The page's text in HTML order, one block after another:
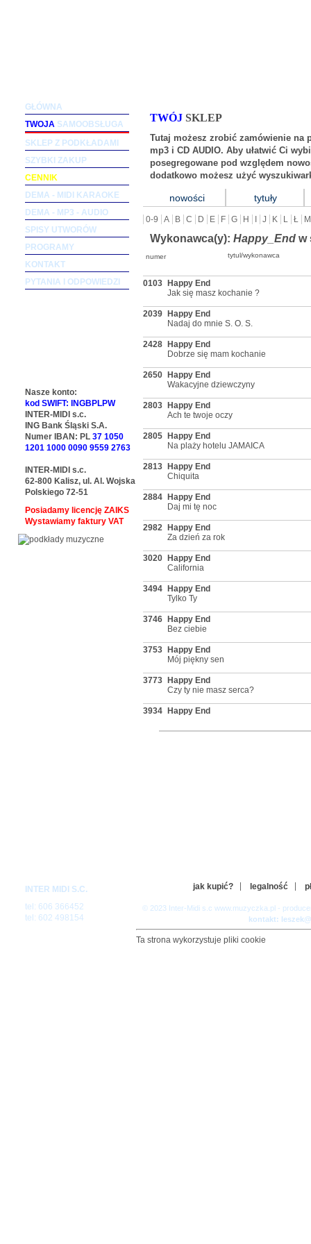
TWÓJ SKLEP
Tutaj możesz zrobić zamówienie na
mp3 i CD AUDIO. Aby ułatwić Ci
posegregowane pod względem
dodatkowo możesz użyć
nowości tytuły
0-9 A B C D E F G H J K L Ł M
Wykonawca(y): Happy_End w
numer tytul/wykonawca
0103
Happy End
Jak się masz kochanie ?
2039
Happy End
Nadaj do mnie S. O. S.
2428
Happy End
Dobrze się mam kochanie
2650
Happy End
Wakacyjne dziewczyny
2803
Happy End
Ach te twoje oczy
2805
Happy End
Na plaży hotelu JAMAICA
2813
Happy End
Chiquita
2884
Happy End
Daj mi tę noc
2982
Happy End
Za dzień za rok
3020
Happy End
California
3494
Happy End
Tylko Ty
3746
Happy End
Bez ciebie
3753
Happy End
Mój piękny sen
3773
Happy End
Czy ty nie masz serca?
3934
Happy End
GŁÓWNA
TWOJA SAMOOBSŁUGA
SKLEP Z PODKŁADAMI
SZYBKI ZAKUP
CENNIK
DEMA - MIDI KARAOKE
DEMA - MP3 - AUDIO
SPISY UTWORÓW
PROGRAMY
KONTAKT
PYTANIA I ODPOWIEDZI
Nasze konto:
kod SWIFT: INGBPLPW
INTER-MIDI s.c.
ING Bank Śląski S.A.
Numer IBAN: PL 37 1050
1201 1000 0090 9559 2763
INTER-MIDI s.c.
62-800 Kalisz, ul. Al. Wojska
Polskiego 72-51
Posiadamy licencję ZAIKS
Wystawiamy faktury VAT
INTER MIDI S.C.
tel: 606 366452
tel: 602 498154
jak kupić? legalność
© 2023 Inter-Midi s.c www.muzyczka.pl -
kontakt:
Ta strona wykorzystuje pliki cookie